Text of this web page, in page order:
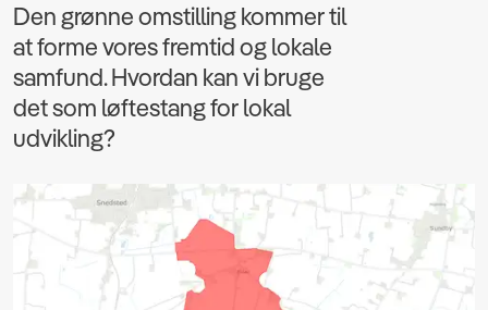
Den grønne omstilling kommer til
at forme vores fremtid og lokale
samfund. Hvordan kan vi bruge
det som løftestang for lokal
udvikling?